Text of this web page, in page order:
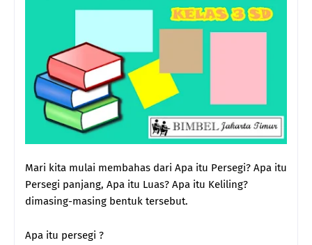
Mari kita mulai membahas dari Apa itu Persegi? Apa itu
Persegi panjang, Apa itu Luas? Apa itu Keliling?
dimasing-masing bentuk tersebut.
Apa itu persegi ?